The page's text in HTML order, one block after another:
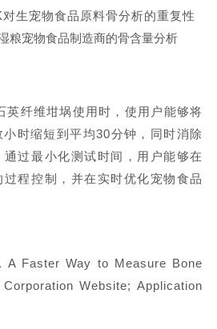
生宠物食品原料骨分析的重复性
英纤维坩埚使用时，使用户能够将
时缩短到平均30分钟，同时消除
过最小化测试时间，用户能够在
程控制，并在实时优化宠物食品
A Faster Way to Measure Bone
Website; Application